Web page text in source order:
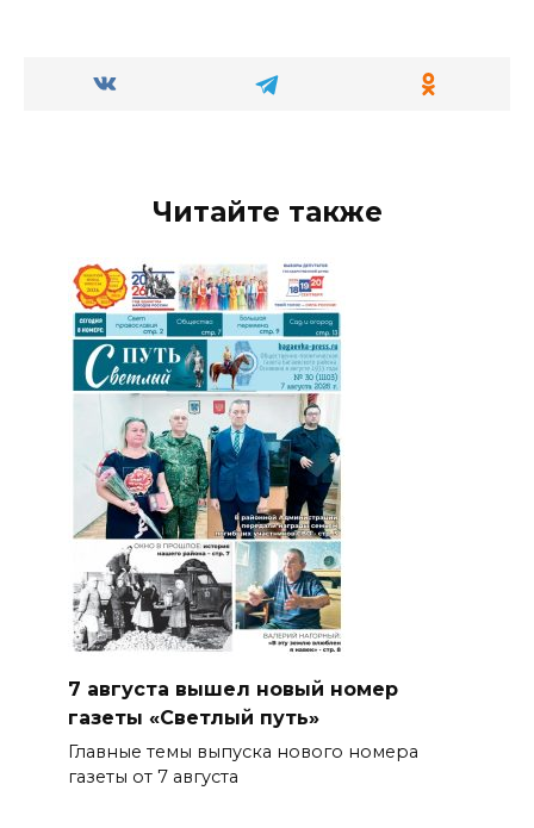
Читайте также
7 августа вышел новый номер
газеты «Светлый путь»
Главные темы выпуска нового номера
газеты от 7 августа